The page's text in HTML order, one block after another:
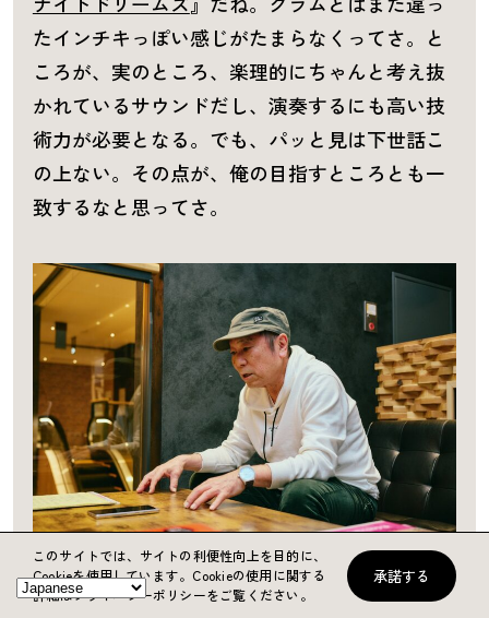
たインチキっぽい感じがたまらなくってさ。と
ころが、実のところ、楽理的にちゃんと考え抜
かれているサウンドだし、演奏するにも高い技
術力が必要となる。でも、パッと見は下世話こ
の上ない。その点が、俺の目指すところとも一
致するなと思ってさ。
――その『ハルヲフォン・レコード 』、サウン
このサイトでは、サイトの利便性向上を目的に、
Cookieを使用しています。Cookieの使用に関する
詳細はプライバシーポリシーをご覧ください。
承諾する